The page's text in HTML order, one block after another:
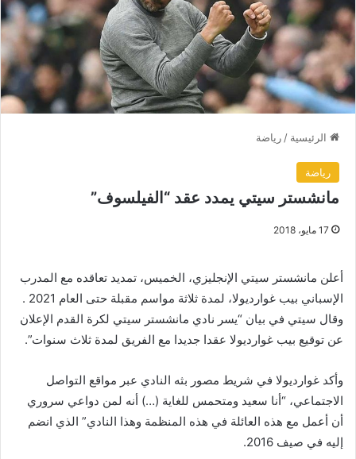
الرئيسية / رياضة
رياضة
مانشستر سيتي يمدد عقد “الفيلسوف”
17 مايو، 2018
أعلن مانشستر سيتي الإنجليزي، الخميس، تمديد تعاقده مع المدرب
الإسباني بيب غوارديولا، لمدة ثلاثة مواسم مقبلة حتى العام 2021 .
وقال سيتي في بيان “يسر نادي مانشستر سيتي لكرة القدم الإعلان
عن توقيع بيب غوارديولا عقدا جديدا مع الفريق لمدة ثلاث سنوات”.
وأكد غوارديولا في شريط مصور بثه النادي عبر مواقع التواصل
الاجتماعي، “أنا سعيد ومتحمس للغاية (…) أنه لمن دواعي سروري
أن أعمل مع هذه العائلة في هذه المنظمة وهذا النادي” الذي انضم
إليه في صيف 2016.